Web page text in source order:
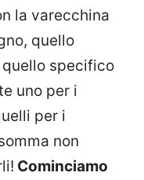
la varecchina
quello
specifico
uno per i
per i
non
Cominciamo